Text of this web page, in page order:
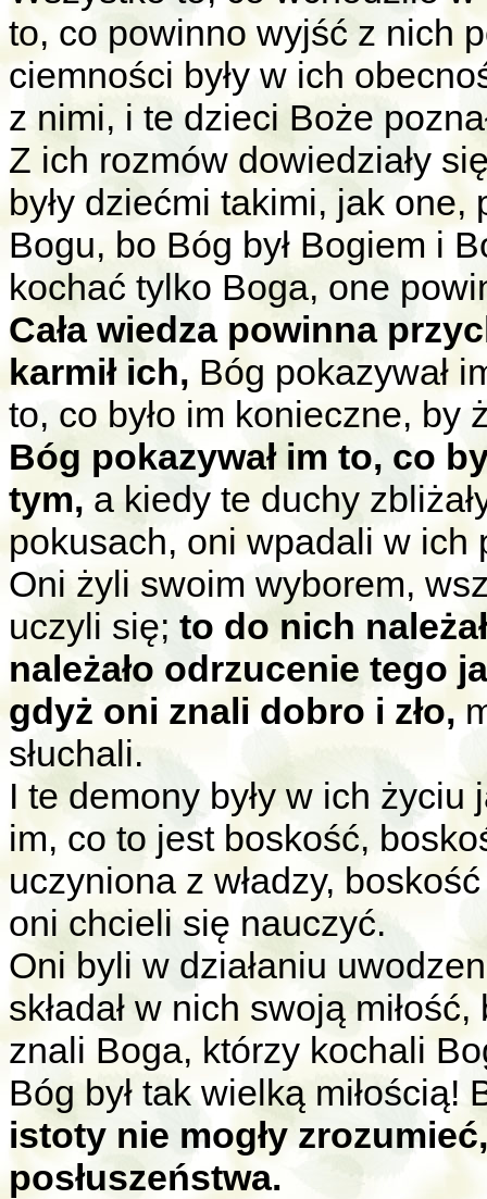
to, co powinno wyjść z nich
ciemności były w ich
z nimi, i te dzieci Boże
Z ich rozmów dowiedziały
były dziećmi takimi, jak one,
Bogu, bo Bóg był Bogiem i
kochać tylko Boga, one
Cała wiedza powinna
karmił ich, Bóg pokazywał
to, co było im konieczne, by
Bóg pokazywał im to, co
tym, a kiedy te duchy
pokusach, oni wpadali w ich
Oni żyli swoim wyborem,
uczyli się; to do nich
należało odrzucenie tego
gdyż oni znali dobro i zło,
słuchali.
I te demony były w ich
im, co to jest boskość,
uczyniona z władzy,
oni chcieli się nauczyć.
Oni byli w działaniu
składał w nich swoją
znali Boga, którzy kochali
Bóg był tak wielką
istoty nie mogły
posłuszeństwa.